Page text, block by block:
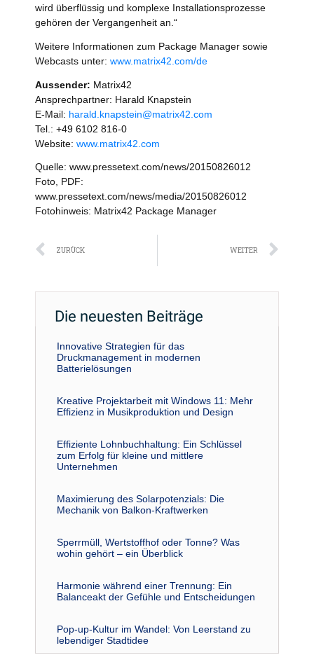
wird überflüssig und komplexe Installationsprozesse
gehören der Vergangenheit an.“
Weitere Informationen zum Package Manager sowie
Webcasts unter: www.matrix42.com/de
Aussender: Matrix42
Ansprechpartner: Harald Knapstein
E-Mail: harald.knapstein@matrix42.com
Tel.: +49 6102 816-0
Website: www.matrix42.com
Quelle: www.pressetext.com/news/20150826012
Foto, PDF:
www.pressetext.com/news/media/20150826012
Fotohinweis: Matrix42 Package Manager
Zurück
ZURÜCK WEITER
Die neuesten Beiträge
Innovative Strategien für das
Druckmanagement in modernen
Batterielösungen
Kreative Projektarbeit mit Windows 11: Mehr
Effizienz in Musikproduktion und Design
Effiziente Lohnbuchhaltung: Ein Schlüssel
zum Erfolg für kleine und mittlere
Unternehmen
Maximierung des Solarpotenzials: Die
Mechanik von Balkon-Kraftwerken
Sperrmüll, Wertstoffhof oder Tonne? Was
wohin gehört – ein Überblick
Harmonie während einer Trennung: Ein
Balanceakt der Gefühle und Entscheidungen
Pop-up-Kultur im Wandel: Von Leerstand zu
lebendiger Stadtidee